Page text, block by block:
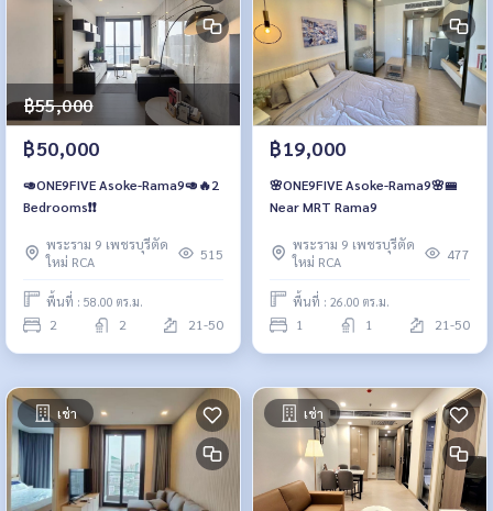
฿55,000
฿50,000
🥑ONE9FIVE Asoke-Rama9🥑🔥2
Bedrooms❗️❗️
พระราม 9 เพชรบุรีตัด
ใหม่ RCA
515
พื้นที่ : 58.00 ตร.ม.
2 2 21-50
฿19,000
🌸ONE9FIVE Asoke-Rama9🌸🚝
Near MRT Rama9
พระราม 9 เพชรบุรีตัด
ใหม่ RCA
477
พื้นที่ : 26.00 ตร.ม.
1 1 21-50
เช่า เช่า